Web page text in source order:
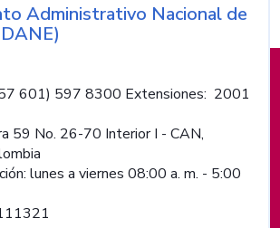
de pie de página
la entidad
Administrativo Nacional de
601) 597 8300 Extensiones: 2001
59 No. 26-70 Interior I - CAN,
lunes a viernes 08:00 a. m. - 5:00